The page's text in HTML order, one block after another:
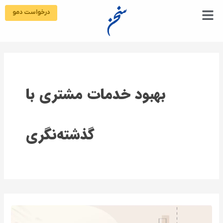
درخواست دمو
بهبود خدمات مشتری با
گذشته‌نگری